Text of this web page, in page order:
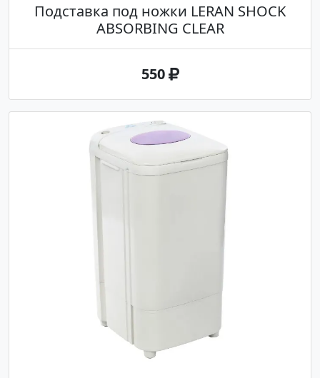
Подставка под ножки LERAN SHOCK
ABSORBING CLEAR
550